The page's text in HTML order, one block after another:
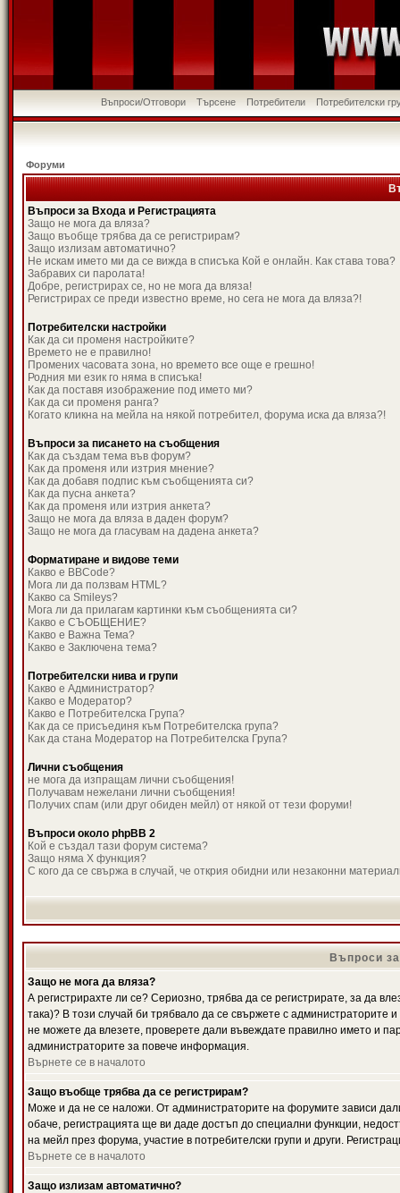
Въпроси/Отговори Търсене Потребители Потребителски
Форуми
Въпроси за Входа и Регистрацията
Защо не мога да вляза?
Защо въобще трябва да се регистрирам?
Защо излизам автоматично?
Не искам името ми да се вижда в списъка Кой е онлайн. Как става това?
Забравих си паролата!
Добре, регистрирах се, но не мога да вляза!
Регистрирах се преди известно време, но сега не мога да вляза?!
Потребителски настройки
Как да си променя настройките?
Времето не е правилно!
Промених часовата зона, но времето все още е грешно!
Родния ми език го няма в списъка!
Как да поставя изображение под името ми?
Как да си променя ранга?
Когато кликна на мейла на някой потребител, форума иска да вляза?!
Въпроси за писането на съобщения
Как да създам тема във форум?
Как да променя или изтрия мнение?
Как да добавя подпис към съобщенията си?
Как да пусна анкета?
Как да променя или изтрия анкета?
Защо не мога да вляза в даден форум?
Защо не мога да гласувам на дадена анкета?
Форматиране и видове теми
Какво е BBCode?
Мога ли да ползвам HTML?
Какво са Smileys?
Мога ли да прилагам картинки към съобщенията си?
Какво е СЪОБЩЕНИЕ?
Какво е Важна Тема?
Какво е Заключена тема?
Потребителски нива и групи
Какво е Администратор?
Какво е Модератор?
Какво е Потребителска Група?
Как да се присъединя към Потребителска група?
Как да стана Модератор на Потребителска Група?
Лични съобщения
не мога да изпращам лични съобщения!
Получавам нежелани лични съобщения!
Получих спам (или друг обиден мейл) от някой от тези форуми!
Въпроси около phpBB 2
Кой е създал тази форум система?
Защо няма X функция?
С кого да се свържа в случай, че открия обидни или незаконни
Въпроси
Защо не мога да вляза?
А регистрирахте ли се? Сериозно, трябва да се регистрирате, за да
така)? В този случай би трябвало да се свържете с администраторите
не можете да влезете, проверете дали въвеждате правилно името и
администраторите за повече информация.
Върнете се в началото
Защо въобще трябва да се регистрирам?
Може и да не се наложи. От администраторите на форумите зависи
обаче, регистрацията ще ви даде достъп до специални функции,
на мейл през форума, участие в потребителски групи и други.
Върнете се в началото
Защо излизам автоматично?